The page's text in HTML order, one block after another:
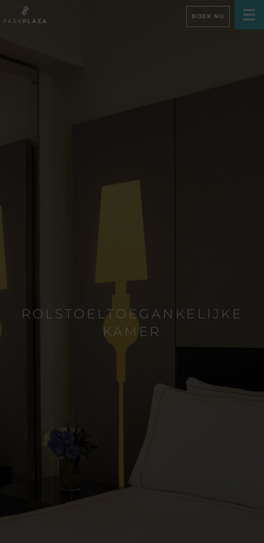
BOEK NU
ROLSTOELTOEGANKELIJKE
KAMER